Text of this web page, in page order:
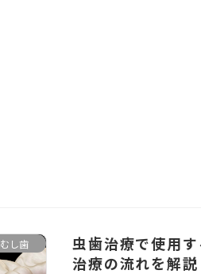
むし歯
虫歯治療で使用
治療の流れを解説